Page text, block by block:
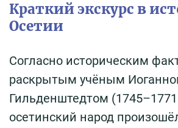
Краткий экскурс в
Осетии
Согласно историческим
раскрытым учёным
Гильденштедтом (1745–1771
осетинский народ